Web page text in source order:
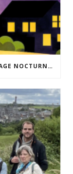
ACCEPTABILITÉ SOCIALE DE L’ÉCLAIRAGE NOCTURNE : LE REPLAY EST DISPONIBLE